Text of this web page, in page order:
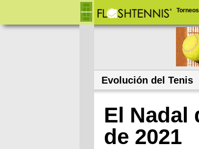
Torneos
Evolución del Tenis
El Nadal
de 2021